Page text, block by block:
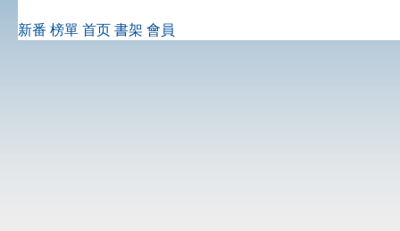
新番 榜單 首页 書架 會員